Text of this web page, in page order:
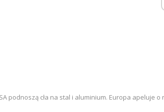
podnoszą cła na stal i aluminium. Europa apeluje o